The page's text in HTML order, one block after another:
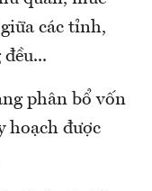
các tỉnh,
phân bổ vốn
hoạch được